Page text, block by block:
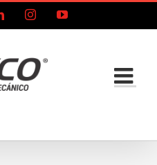
LinkedInInstagramYouTube